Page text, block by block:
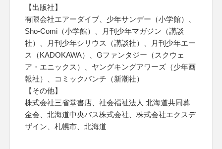
【出版社】
有限会社エアーダイブ、少年サンデー（小学館）、
Sho-Comi（小学館）、月刊少年マガジン（講談
社）、月刊少年シリウス（講談社）、月刊少年エー
ス（KADOKAWA）、Gファンタジー（スクウェ
ア・エニックス）、ヤングキングアワーズ（少年画
報社）、コミックバンチ（新潮社）
【その他】
株式会社三省堂書店、社会福祉法人 北海道共同募
金会、北海道中央バス株式会社、株式会社エクスデ
ザイン、札幌市、北海道